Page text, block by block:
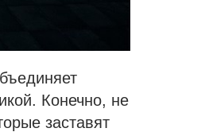
Конечно, не
заставят